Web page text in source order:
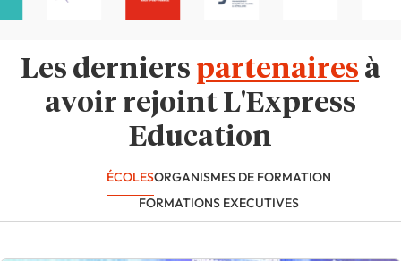
Les derniers partenaires à
avoir rejoint L'Express
Education
ÉCOLESORGANISMES DE FORMATION
FORMATIONS EXECUTIVES